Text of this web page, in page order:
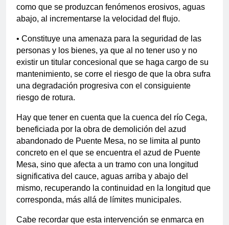
como que se produzcan fenómenos erosivos, aguas
abajo, al incrementarse la velocidad del flujo.
• Constituye una amenaza para la seguridad de las
personas y los bienes, ya que al no tener uso y no
existir un titular concesional que se haga cargo de su
mantenimiento, se corre el riesgo de que la obra sufra
una degradación progresiva con el consiguiente
riesgo de rotura.
Hay que tener en cuenta que la cuenca del río Cega,
beneficiada por la obra de demolición del azud
abandonado de Puente Mesa, no se limita al punto
concreto en el que se encuentra el azud de Puente
Mesa, sino que afecta a un tramo con una longitud
significativa del cauce, aguas arriba y abajo del
mismo, recuperando la continuidad en la longitud que
corresponda, más allá de límites municipales.
Cabe recordar que esta intervención se enmarca en